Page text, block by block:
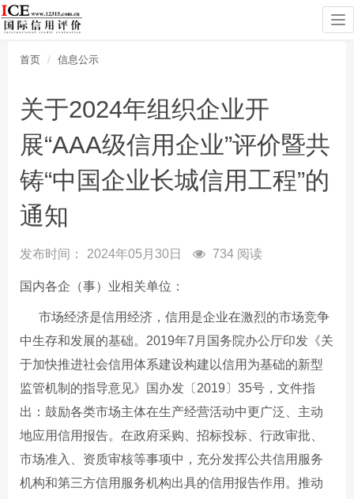
首页 信息公示
关于2024年组织企业开
展“AAA级信用企业”评价暨共
铸“中国企业长城信用工程”的
通知
发布时间： 2024年05月30日 734 阅读
国内各企（事）业相关单位：
市场经济是信用经济，信用是企业在激烈的市场竞争
中生存和发展的基础。2019年7月国务院办公厅印发《关
于加快推进社会信用体系建设构建以信用为基础的新型
监管机制的指导意见》国办发〔2019〕35号，文件指
出：鼓励各类市场主体在生产经营活动中更广泛、主动
地应用信用报告。在政府采购、招标投标、行政审批、
市场准入、资质审核等事项中，充分发挥公共信用服务
机构和第三方信用服务机构出具的信用报告作用。推动